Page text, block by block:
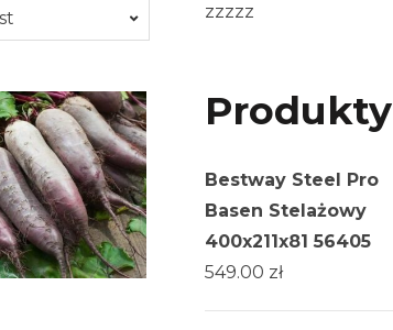
zzzzz
Produkty
Bestway Steel Pro
Basen Stelażowy
400x211x81 56405
549.00 zł